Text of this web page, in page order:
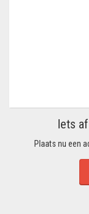
Iets
Plaats nu een